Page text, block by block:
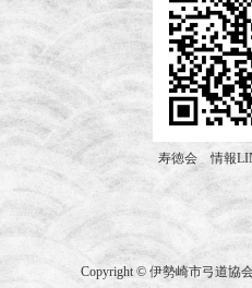
寿徳会 情報
Copyright © 伊勢崎市弓道協